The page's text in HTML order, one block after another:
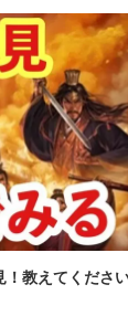
！教えてくださ